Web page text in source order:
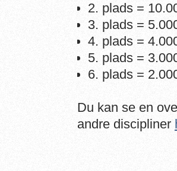
2. plads =
3. plads =
4. plads =
5. plads =
6. plads =
Du kan se en
andre discipliner